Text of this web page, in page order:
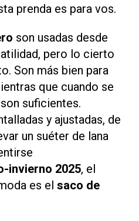
prenda es para vos.
son usadas desde
pero lo cierto
Son más bien para
que cuando se
suficientes.
y ajustadas, de
un suéter de lana
invierno 2025, el
es el saco de